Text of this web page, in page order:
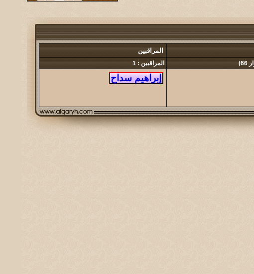
المراقبين
المراقبين : 1